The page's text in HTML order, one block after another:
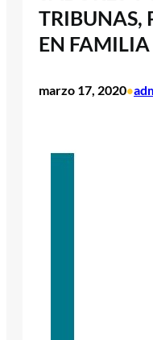
TRIBUNAS,
EN FAMILIA
marzo 17, 2020•